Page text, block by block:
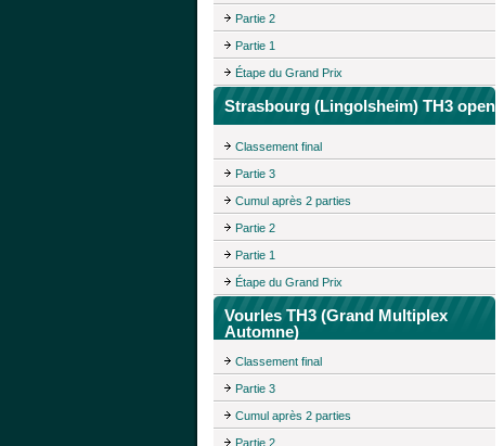
Partie 2
Partie 1
Étape du Grand Prix
Strasbourg (Lingolsheim) TH3 open
Classement final
Partie 3
Cumul après 2 parties
Partie 2
Partie 1
Étape du Grand Prix
Vourles TH3 (Grand Multiplex
Automne)
Classement final
Partie 3
Cumul après 2 parties
Partie 2